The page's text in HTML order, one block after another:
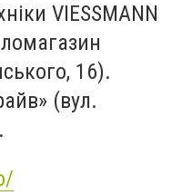
VIESSMANN
16).
(вул.